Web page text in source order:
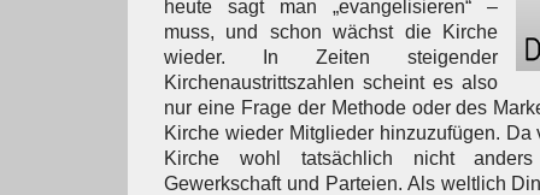
heute sagt man „evangelisieren“ –
muss, und schon wächst die Kirche
wieder. In Zeiten steigender
Kirchenaustrittszahlen scheint es also
nur eine Frage der Methode oder des
Kirche wieder Mitglieder hinzuzufügen. Da
Kirche wohl tatsächlich nicht
Gewerkschaft und Parteien. Als weltlich